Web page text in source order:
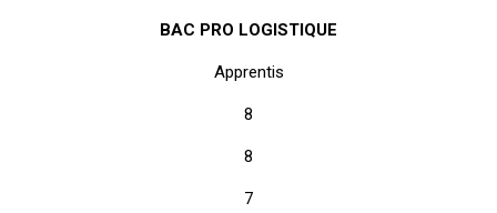
BAC PRO LOGISTIQUE
Apprentis
8
8
7